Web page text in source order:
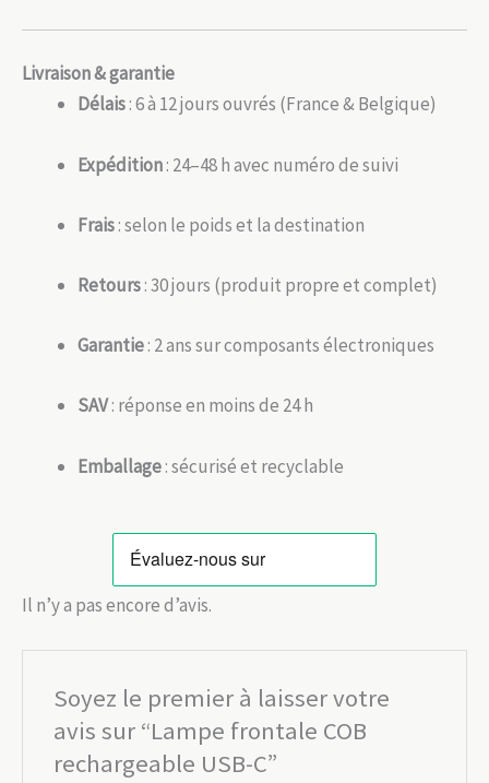
Livraison & garantie
Délais: 6 à 12 jours ouvrés (France & Belgique)
Expédition: 24–48 h avec numéro de suivi
Frais: selon le poids et la destination
Retours: 30 jours (produit propre et complet)
Garantie: 2 ans sur composants électroniques
SAV: réponse en moins de 24 h
Emballage: sécurisé et recyclable
Il n’y a pas encore d’avis.
Soyez le premier à laisser votre
avis sur “Lampe frontale COB
rechargeable USB-C”